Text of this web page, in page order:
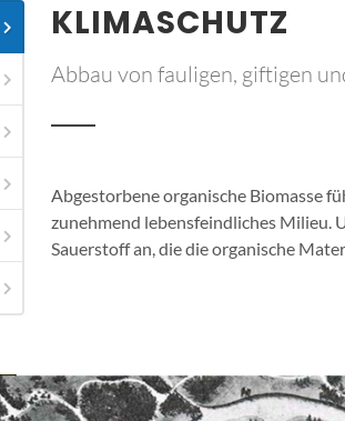
KLIMASCHUTZ
Abbau von fauligen, giftigen
Abgestorbene organische Biomasse
zunehmend lebensfeindliches Milieu.
Sauerstoff an, die die organische